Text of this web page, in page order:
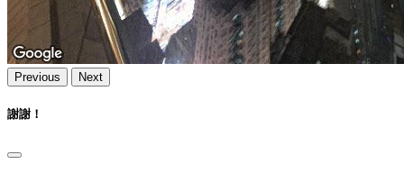
Previous Next
謝謝！